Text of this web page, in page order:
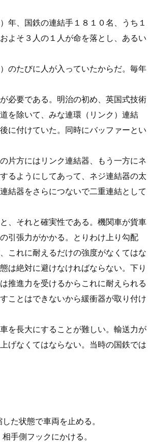
年、国鉄の連結手１８１０名、うち１
よそ３人の１人が命を落とし、あるい
のたびに人が入っていたからだ。毎年
必要である。明治の初め、英国式技術
を除いて、みな連環（リンク）連結
に付けていた。同時にバッファーとい
片方にはリンク連結器、もう一方にネ
るようにしてあって、ネジ連結器の太
結器をさらにつないで二重連結として
、それと確実性である。機関車が貨車
引張力がかかる。とりわけ上り勾配
これに耐えるだけの強度がなくてはな
は絶対に避けなければならない。下り
推進力を受けるからこれに耐えられる
ことはできないから緩衝器が取り付け
を長大にすることが難しい。輸送力が
げなくてはならない。当時の国鉄では
た状態で車両を止める。
手側フックにかける。